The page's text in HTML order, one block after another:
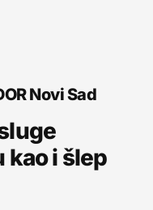
Novi Sad
i šlep